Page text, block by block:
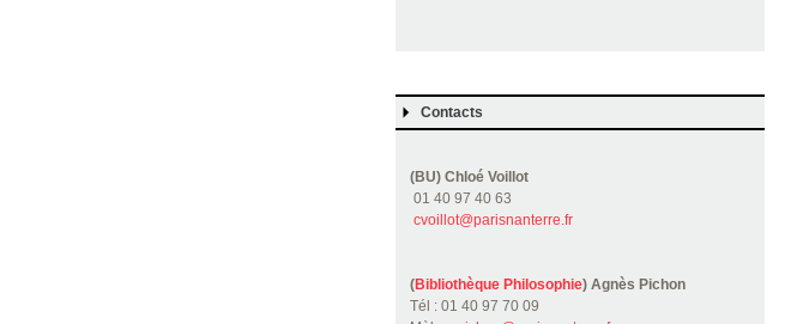
Contacts
(BU) Chloé Voillot
01 40 97 40 63
cvoillot@parisnanterre.fr
(Bibliothèque Philosophie) Agnès Pichon
Tél : 01 40 97 70 09